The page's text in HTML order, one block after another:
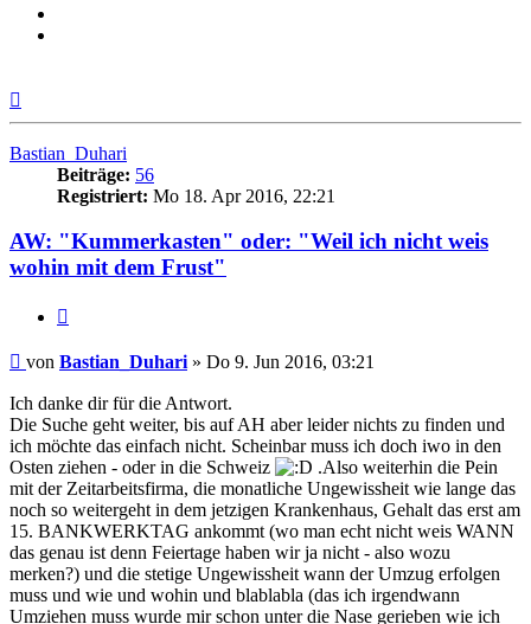
Bastian_Duhari
Beiträge: 56
Registriert: Mo 18. Apr 2016, 22:21
AW: "Kummerkasten" oder: "Weil ich nicht weis
wohin mit dem Frust"
Beitrag
von Bastian_Duhari » Do 9. Jun 2016, 03:21
Ich danke dir für die Antwort.
Die Suche geht weiter, bis auf AH aber leider nichts zu finden und
ich möchte das einfach nicht. Scheinbar muss ich doch iwo in den
Osten ziehen - oder in die Schweiz
.Also weiterhin die Pein
mit der Zeitarbeitsfirma, die monatliche Ungewissheit wie lange das
noch so weitergeht in dem jetzigen Krankenhaus, Gehalt das erst am
15. BANKWERKTAG ankommt (wo man echt nicht weis WANN
das genau ist denn Feiertage haben wir ja nicht - also wozu
merken?) und die stetige Ungewissheit wann der Umzug erfolgen
muss und wie und wohin und blablabla (das ich irgendwann
Umziehen muss wurde mir schon unter die Nase gerieben wie ich